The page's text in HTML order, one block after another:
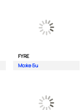
FYRE
Може Би